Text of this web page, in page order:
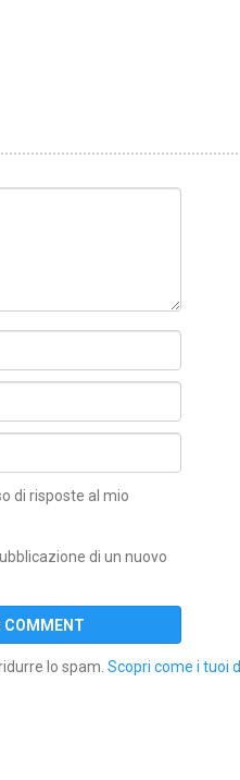
di risposte al mio
di un nuovo
lo spam. Scopri come i tuoi